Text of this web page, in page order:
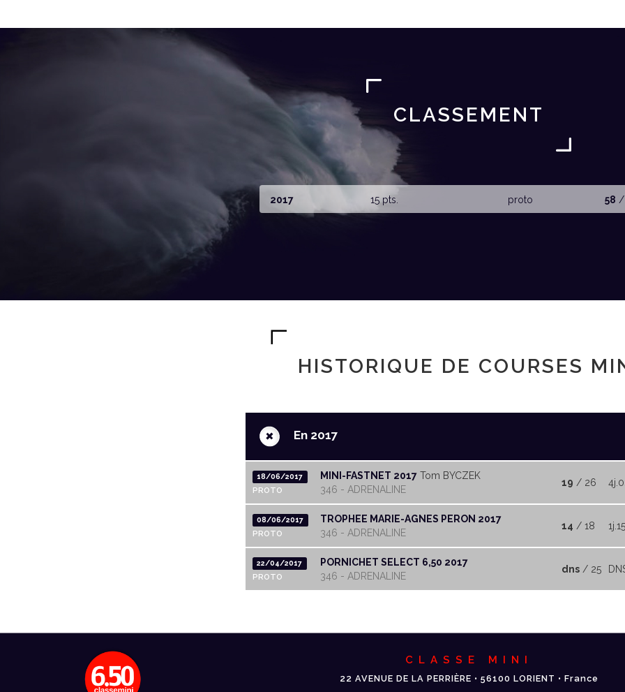
CLASSEMENT
2017 15 pts. proto 58 /
HISTORIQUE DE COURSES
+ En 2017
18/06/2017
PROTO
MINI-FASTNET 2017 Tom BYCZEK
346 - ADRENALINE
19 / 26
08/06/2017
PROTO
TROPHEE MARIE-AGNES PERON 2017
346 - ADRENALINE
14 / 18
22/04/2017
PROTO
PORNICHET SELECT 6,50 2017
346 - ADRENALINE
dns / 25
CLASSE MINI
22 AVENUE DE LA PERRIÈRE • 56100 LORIENT • France